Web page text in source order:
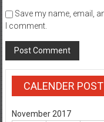
Save my name, email,
I comment.
CALENDER POST
November 2017